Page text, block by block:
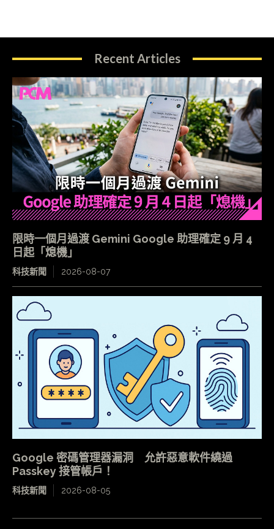
Recent Articles
限時一個月過渡 Gemini Google 助理確定 9 月 4
日起「熄機」
科技新聞 2026-08-07
Google 密碼管理器漏洞 允許惡意軟件繞過
Passkey 接管帳戶！
科技新聞 2026-08-05